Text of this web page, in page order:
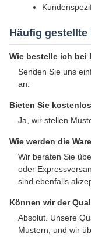
Häufig gestellte
Wie bestelle ich bei
Senden Sie uns
an.
Bieten Sie
Ja, wir stellen
Wie werden die
Wir beraten Sie
oder
sind ebenfalls
Können wir der
Absolut. Unsere
Mustern, und wir